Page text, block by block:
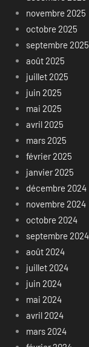
novembre 2025
octobre 2025
septembre 2025
août 2025
juillet 2025
juin 2025
mai 2025
avril 2025
mars 2025
février 2025
janvier 2025
décembre 2024
novembre 2024
octobre 2024
septembre 2024
août 2024
juillet 2024
juin 2024
mai 2024
avril 2024
mars 2024